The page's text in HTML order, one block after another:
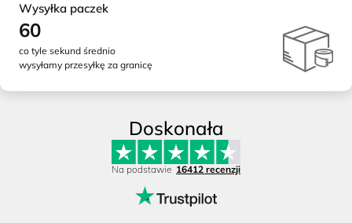
Wysyłka paczek
60
co tyle sekund średnio
wysyłamy przesyłkę za granicę
Doskonała
Na podstawie 16412 recenzji